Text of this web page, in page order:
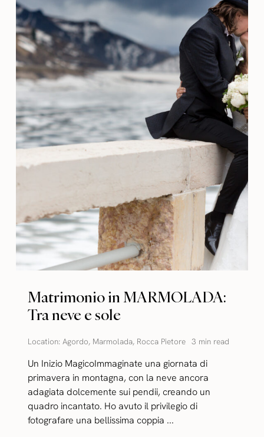
Matrimonio in MARMOLADA:
Tra neve e sole
Location:Agordo, Marmolada, Rocca Pietore 3 min read
Un Inizio MagicoImmaginate una giornata di
primavera in montagna, con la neve ancora
adagiata dolcemente sui pendii, creando un
quadro incantato. Ho avuto il privilegio di
fotografare una bellissima coppia ...